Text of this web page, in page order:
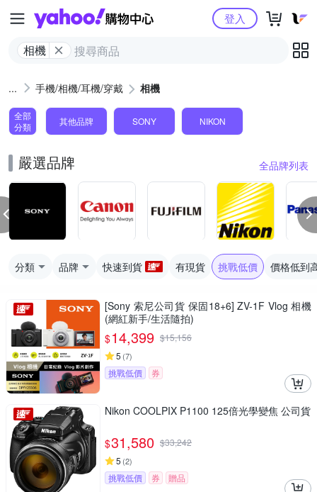
Yahoo購物中心
相機
登入
手機/相機/耳機/穿戴 相機
全部
分類
其他品牌 SONY NIKON
嚴選品牌 全品牌列表
分類 品牌 快速到貨 有現貨 挑戰低價 價格低到
[Sony 索尼公司貨 保固18+6] ZV-1F Vlog 相機
(網紅新手/生活隨拍)
$14,399 $15,156
5 (7)
挑戰低價 券
Nikon COOLPIX P1100 125倍光學變焦 公司貨
$31,580 $33,242
5 (2)
挑戰低價 券 贈品